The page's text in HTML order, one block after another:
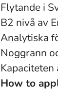
Flytande i
B2 nivå av
Analytiska
Noggrann
How to